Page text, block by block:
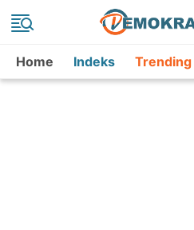
Home Indeks Trending